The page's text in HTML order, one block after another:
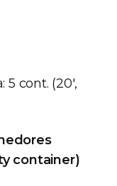
5 cont. (20',
container)